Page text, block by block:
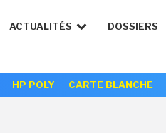
ACTUALITÉS DOSSIERS
HP POLY CARTE BLANCHE